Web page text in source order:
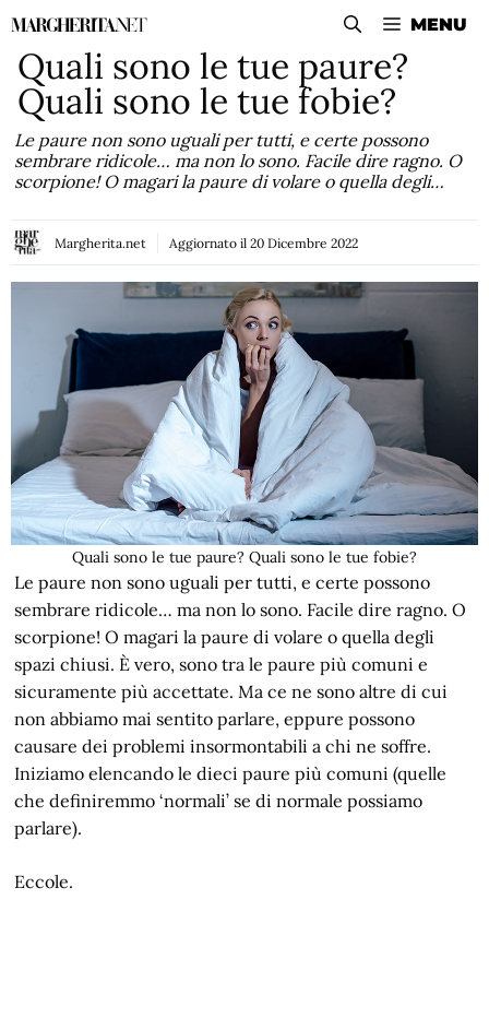
Vai
contenuto
MENU
Quali sono le tue paure?
Quali sono le tue fobie?
Le paure non sono uguali per tutti, e certe possono
sembrare ridicole… ma non lo sono. Facile dire ragno. O
scorpione! O magari la paure di volare o quella degli…
Margherita.net Aggiornato il 20 Dicembre 2022
Quali sono le tue paure? Quali sono le tue fobie?
Le paure non sono uguali per tutti, e certe possono
sembrare ridicole… ma non lo sono. Facile dire ragno. O
scorpione! O magari la paure di volare o quella degli
spazi chiusi. È vero, sono tra le paure più comuni e
sicuramente più accettate. Ma ce ne sono altre di cui
non abbiamo mai sentito parlare, eppure possono
causare dei problemi insormontabili a chi ne soffre.
Iniziamo elencando le dieci paure più comuni (quelle
che definiremmo ‘normali’ se di normale possiamo
parlare).
Eccole.